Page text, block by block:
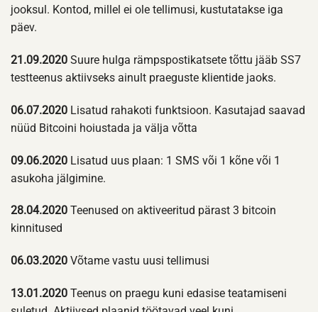
jooksul. Kontod, millel ei ole tellimusi, kustutatakse iga
päev.
21.09.2020 Suure hulga rämpspostikatsete tõttu jääb SS7
testteenus aktiivseks ainult praeguste klientide jaoks.
06.07.2020 Lisatud rahakoti funktsioon. Kasutajad saavad
nüüd Bitcoini hoiustada ja välja võtta
09.06.2020 Lisatud uus plaan: 1 SMS või 1 kõne või 1
asukoha jälgimine.
28.04.2020 Teenused on aktiveeritud pärast 3 bitcoin
kinnitused
06.03.2020 Võtame vastu uusi tellimusi
13.01.2020 Teenus on praegu kuni edasise teatamiseni